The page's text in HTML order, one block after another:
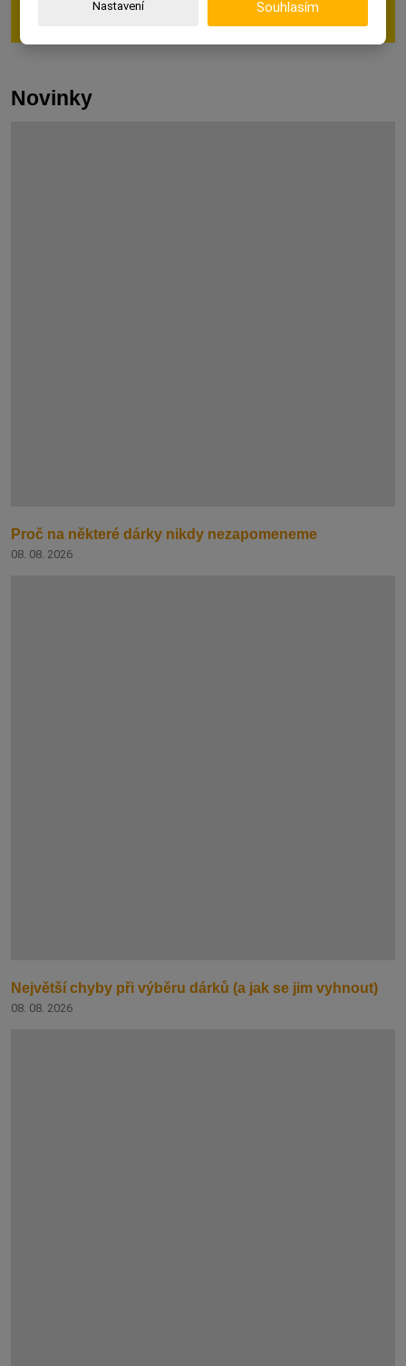
Novinky
Proč na některé dárky nikdy nezapomeneme
08. 08. 2026
Největší chyby při výběru dárků (a jak se jim vyhnout)
08. 08. 2026
Nastavení Souhlasím